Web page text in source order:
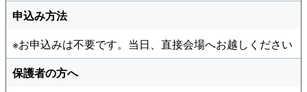
申込み方法
※お申込みは不要です。当日、直接会場へお越しください
保護者の方へ